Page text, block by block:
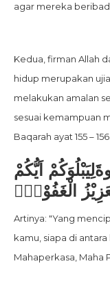
agar mereka
Kedua, firman Allah
hidup merupakan
melakukan amalan
sesuai kemampuan
Baqarah ayat 155 – 156.
اَيُّكُمْ
الْغَفُوْرُۙ
Artinya: "Yang
kamu, siapa di
Mahaperkasa, Maha